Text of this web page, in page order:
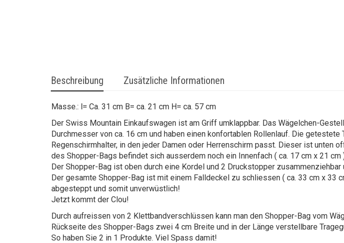
Beschreibung Zusätzliche Informationen
Masse.: l= Ca. 31 cm B= ca. 21 cm H= ca. 57 cm
Der Swiss Mountain Einkaufswagen ist am Griff umklappbar. Das Wägelchen-
Durchmesser von ca. 16 cm und haben einen konfortablen Rollenlauf. Die
Regenschirmhalter, in den jeder Damen oder Herrenschirm passt. Dieser ist unten
des Shopper-Bags befindet sich ausserdem noch ein Innenfach ( ca. 17 cm x 21
Der Shopper-Bag ist oben durch eine Kordel und 2 Druckstopper zusammenziehbar
Der gesamte Shopper-Bag ist mit einem Falldeckel zu schliessen ( ca. 33 cm x 33
abgesteppt und somit unverwüstlich!
Jetzt kommt der Clou!
Durch aufreissen von 2 Klettbandverschlüssen kann man den Shopper-Bag vom
Rückseite des Shopper-Bags zwei 4 cm Breite und in der Länge verstellbare
So haben Sie 2 in 1 Produkte. Viel Spass damit!